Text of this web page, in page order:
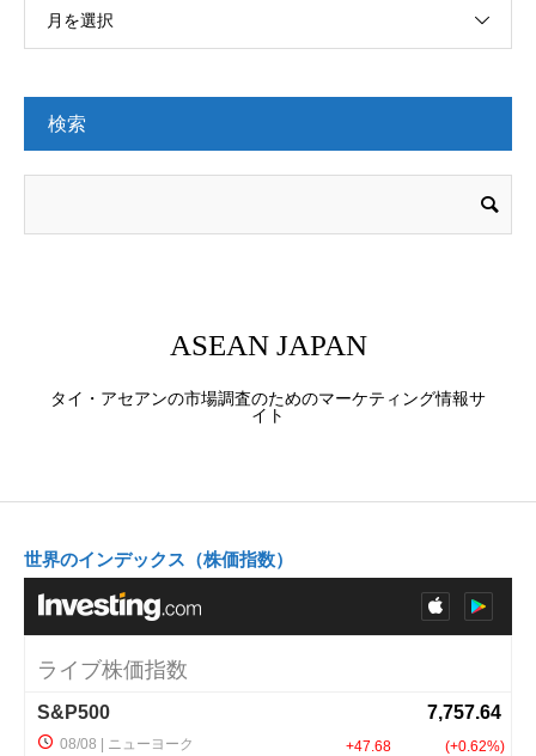
月を選択
検索
ASEAN JAPAN
タイ・アセアンの市場調査のためのマーケティング情報サ
イト
世界のインデックス（株価指数）